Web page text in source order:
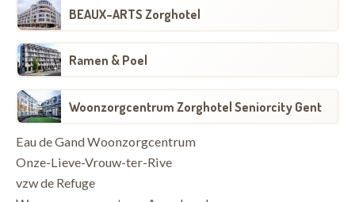
BEAUX-ARTS Zorghotel
Ramen & Poel
Woonzorgcentrum Zorghotel Seniorcity Gent
Eau de Gand Woonzorgcentrum
Onze-Lieve-Vrouw-ter-Rive
vzw de Refuge